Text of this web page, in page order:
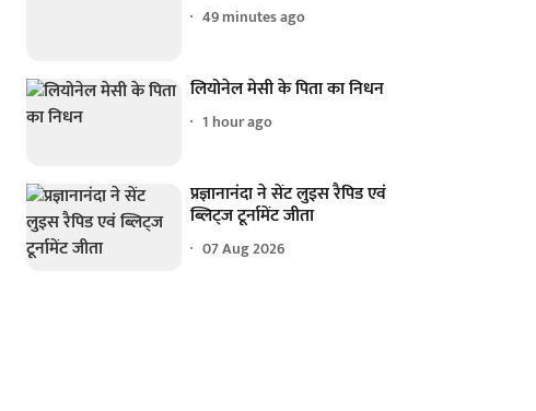
49 minutes ago
लियोनेल मेसी के पिता का निधन
1 hour ago
प्रज्ञानानंदा ने सेंट लुइस रैपिड एवं
ब्लिट्ज टूर्नामेंट जीता
07 Aug 2026